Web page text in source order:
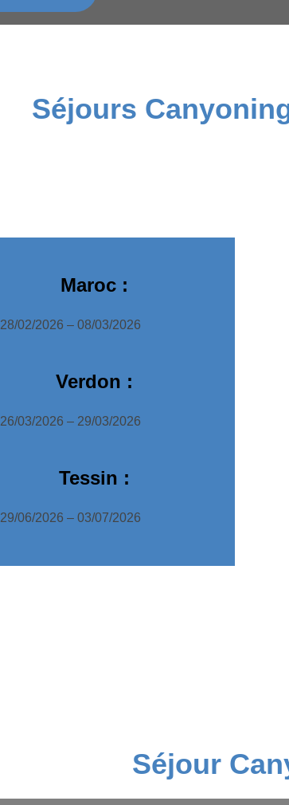
Séjours
Maroc :
28/02/2026 – 08/03/2026
Verdon :
26/03/2026 – 29/03/2026
Tessin :
29/06/2026 – 03/07/2026
Séjour